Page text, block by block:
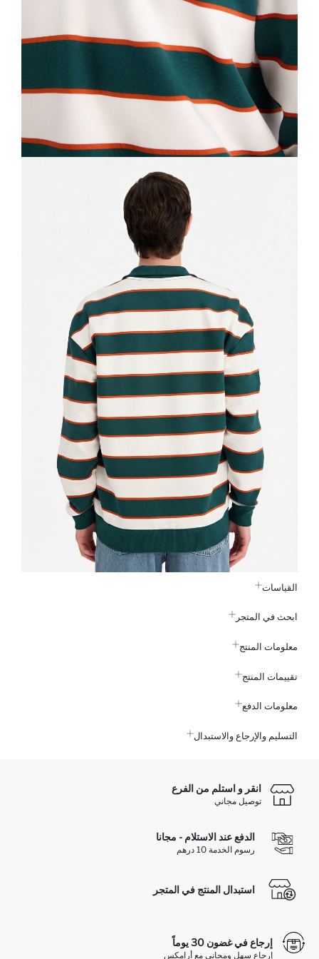
القياسات
ابحث في المتجر
معلومات المنتج
تقييمات المنتج
معلومات الدفع
التسليم والإرجاع والاستبدال
انقر و استلم من الفرع
توصيل مجاني
الدفع عند الاستلام - مجانا
رسوم الخدمة 10 درهم
استبدال المنتج في المتجر
إرجاع في غضون 30 يوماً
إرجاع سهل ومجاني مع أرامكس